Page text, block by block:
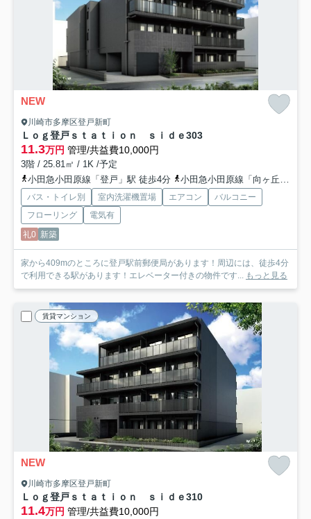
NEW
川崎市多摩区登戸新町
Ｌｏｇ登戸ｓｔａｔｉｏｎ ｓｉｄｅ303
11.3万円 管理/共益費10,000円
3階 / 25.81㎡ / 1K /予定
小田急小田原線「登戸」駅 徒歩4分
小田急小田原線「向ヶ丘遊園」駅 徒歩11分
バス・トイレ別 室内洗濯機置場 エアコン
バルコニー
フローリング
電気有
礼0 新築
家から409mのところに登戸駅前郵便局があります！周辺には、徒歩4分
で利用できる駅があります！エレベーター付きの物件です... もっと見る
賃貸マンション
NEW
川崎市多摩区登戸新町
Ｌｏｇ登戸ｓｔａｔｉｏｎ ｓｉｄｅ310
11.4万円 管理/共益費10,000円